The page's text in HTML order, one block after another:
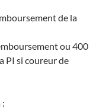
de la
ou 400
PI si coureur de